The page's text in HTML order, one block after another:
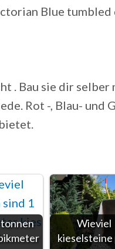
Blue tumbled
. Bau sie dir
Rot -, Blau- und
Wieviel
kieselsteine